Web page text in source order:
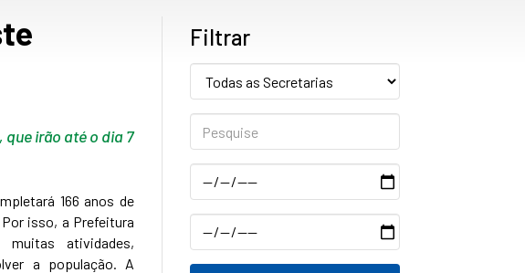
irão até o dia 7
166 anos de
isso, a Prefeitura
muitas atividades,
a população. A
Filtrar
Data
Data